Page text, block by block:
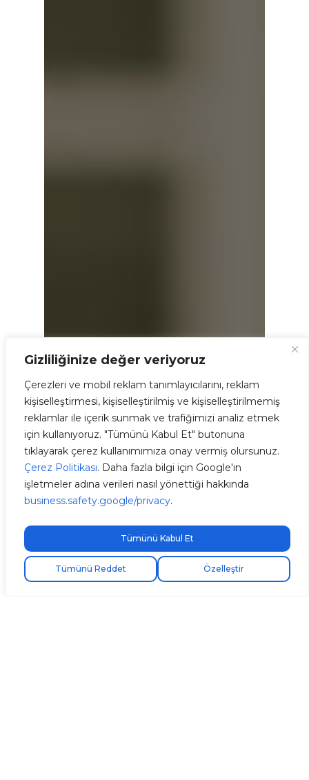
Gizliliğinize değer veriyoruz
Çerezleri ve mobil reklam tanımlayıcılarını, reklam
kişiselleştirmesi, kişiselleştirilmiş ve kişiselleştirilmemiş
reklamlar ile içerik sunmak ve trafiğimizi analiz etmek
için kullanıyoruz. "Tümünü Kabul Et" butonuna
tıklayarak çerez kullanımımıza onay vermiş olursunuz.
Çerez Politikası. Daha fazla bilgi için Google'ın
işletmeler adına verileri nasıl yönettiği hakkında
business.safety.google/privacy.
Özelleştir
Tümünü Reddet
Tümünü Kabul Et
Ücretsiz ekspres kargo!